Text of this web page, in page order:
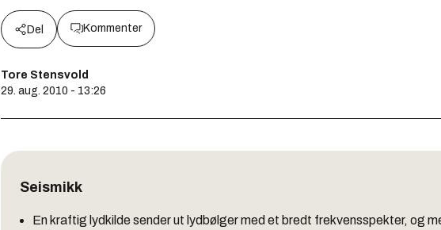
Del Kommenter
Tore Stensvold
29. aug. 2010 - 13:26
Seismikk
En kraftig lydkilde sender ut lydbølger med et bredt frekvensspekter, og